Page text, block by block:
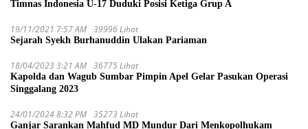
Timnas Indonesia U-17 Duduki Posisi Ketiga Grup A
19/11/2021 7:57 AM 39996 Lihat
Sejarah Syekh Burhanuddin Ulakan Pariaman
18/04/2023 3:21 AM 36775 Lihat
Kapolda dan Wagub Sumbar Pimpin Apel Gelar Pasukan Operasi
Singgalang 2023
24/01/2024 8:32 PM 35273 Lihat
Ganjar Sarankan Mahfud MD Mundur Dari Menkopolhukam